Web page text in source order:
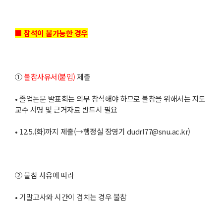
■ 참석이 불가능한 경우
①불참사유서(붙임) 제출
• 졸업논문 발표회는 의무 참석해야 하므로 불참을 위해서는 지도
교수 서명 및 근거자료 반드시 필요
• 12.5.(화)까지 제출(→행정실 장영기 dudrl77@snu.ac.kr)
② 불참 사유에 따라
• 기말고사와 시간이 겹치는 경우 불참